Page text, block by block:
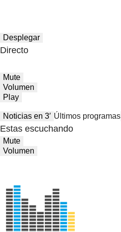
Desplegar
Directo
Mute
Volumen
Play
Noticias en 3′ Últimos programas
Estas escuchando
Mute
Volumen